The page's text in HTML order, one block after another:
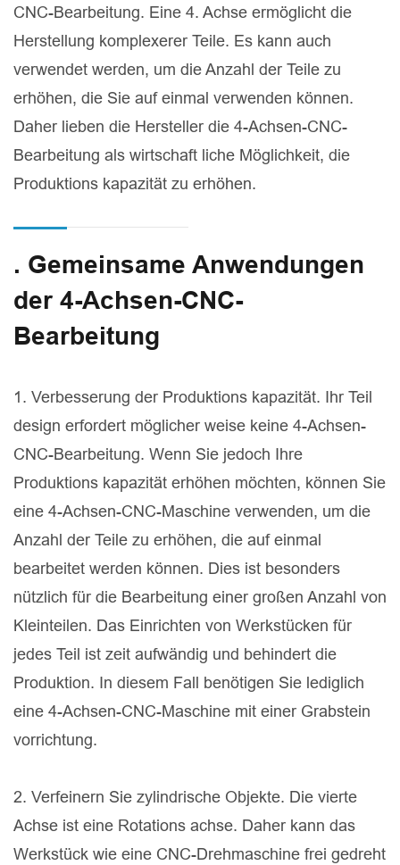
CNC-Bearbeitung. Eine 4. Achse ermöglicht die
Herstellung komplexerer Teile. Es kann auch
verwendet werden, um die Anzahl der Teile zu
erhöhen, die Sie auf einmal verwenden können.
Daher lieben die Hersteller die 4-Achsen-CNC-
Bearbeitung als wirtschaft liche Möglichkeit, die
Produktions kapazität zu erhöhen.
. Gemeinsame Anwendungen
der 4-Achsen-CNC-
Bearbeitung
1. Verbesserung der Produktions kapazität. Ihr Teil
design erfordert möglicher weise keine 4-Achsen-
CNC-Bearbeitung. Wenn Sie jedoch Ihre
Produktions kapazität erhöhen möchten, können Sie
eine 4-Achsen-CNC-Maschine verwenden, um die
Anzahl der Teile zu erhöhen, die auf einmal
bearbeitet werden können. Dies ist besonders
nützlich für die Bearbeitung einer großen Anzahl von
Kleinteilen. Das Einrichten von Werkstücken für
jedes Teil ist zeit aufwändig und behindert die
Produktion. In diesem Fall benötigen Sie lediglich
eine 4-Achsen-CNC-Maschine mit einer Grabstein
vorrichtung.
2. Verfeinern Sie zylindrische Objekte. Die vierte
Achse ist eine Rotations achse. Daher kann das
Werkstück wie eine CNC-Drehmaschine frei gedreht